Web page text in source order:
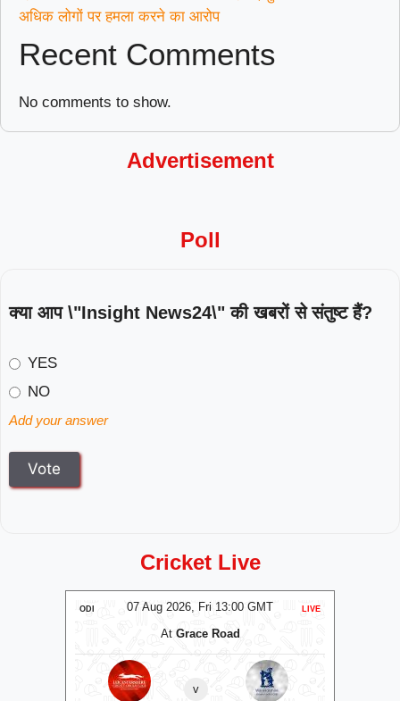
अधिक लोगों पर हमला करने का आरोप
Recent Comments
No comments to show.
Advertisement
Poll
क्या आप \"Insight News24\" की खबरों से संतुष्ट हैं?
YES
NO
Add your answer
Cricket Live
07 Aug 2026, Fri 13:00 GMT
ODI LIVE
At Grace Road
v